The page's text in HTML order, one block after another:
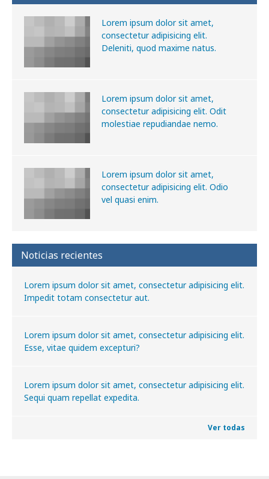
Lorem ipsum dolor sit amet,
consectetur adipisicing elit.
Deleniti, quod maxime natus.
Lorem ipsum dolor sit amet,
consectetur adipisicing elit. Odit
molestiae repudiandae nemo.
Lorem ipsum dolor sit amet,
consectetur adipisicing elit. Odio
vel quasi enim.
Noticias recientes
Lorem ipsum dolor sit amet, consectetur adipisicing elit.
Impedit totam consectetur aut.
Lorem ipsum dolor sit amet, consectetur adipisicing elit.
Esse, vitae quidem excepturi?
Lorem ipsum dolor sit amet, consectetur adipisicing elit.
Sequi quam repellat expedita.
Ver todas